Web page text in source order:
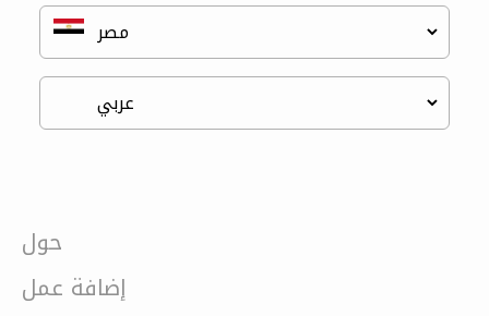
حول
إضافة عمل